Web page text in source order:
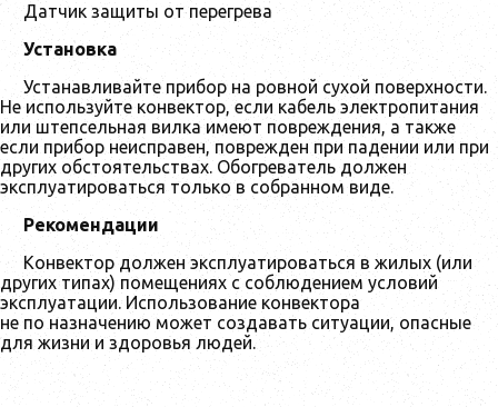
Датчик защиты от перегрева
Установка
Устанавливайте прибор на ровной сухой поверхности.
Не используйте конвектор, если кабель электропитания
или штепсельная вилка имеют повреждения, а также
если прибор неисправен, поврежден при падении или при
других обстоятельствах. Обогреватель должен
эксплуатироваться только в собранном виде.
Рекомендации
Конвектор должен эксплуатироваться в жилых (или
других типах) помещениях с соблюдением условий
эксплуатации. Использование конвектора
не по назначению может создавать ситуации, опасные
для жизни и здоровья людей.